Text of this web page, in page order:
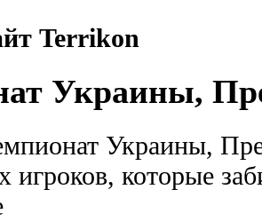
Terrikon
Украины,
Украины,
игроков, которые